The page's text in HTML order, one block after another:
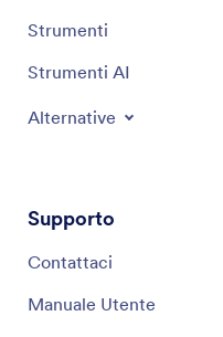
Strumenti
Strumenti AI
Alternative
Supporto
Contattaci
Manuale Utente